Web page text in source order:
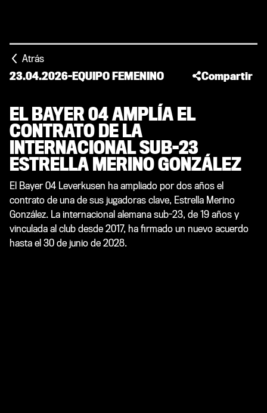
Atrás
23.04.2026-EQUIPO FEMENINO Compartir
EL BAYER 04 AMPLÍA EL
CONTRATO DE LA
INTERNACIONAL SUB-23
ESTRELLA MERINO GONZÁLEZ
El Bayer 04 Leverkusen ha ampliado por dos años el
contrato de una de sus jugadoras clave, Estrella Merino
González. La internacional alemana sub-23, de 19 años y
vinculada al club desde 2017, ha firmado un nuevo acuerdo
hasta el 30 de junio de 2028.